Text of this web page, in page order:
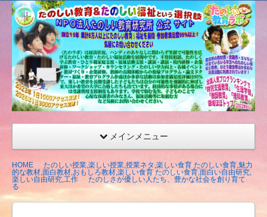
たの
しい
教育
研究
所
（沖
縄）
公式
ト
メインメニュー
HOME
たのしい授業,楽しい授業,授業ネタ,楽しい食育 たのしい食育,魅力
的な教材,面白教材,おもしろ教材,楽しい食育 たのしい食育,面白い自由研究,
楽しい自由研究,工作
たのしさが優しい人たち、豊かな社会を創り育て
る